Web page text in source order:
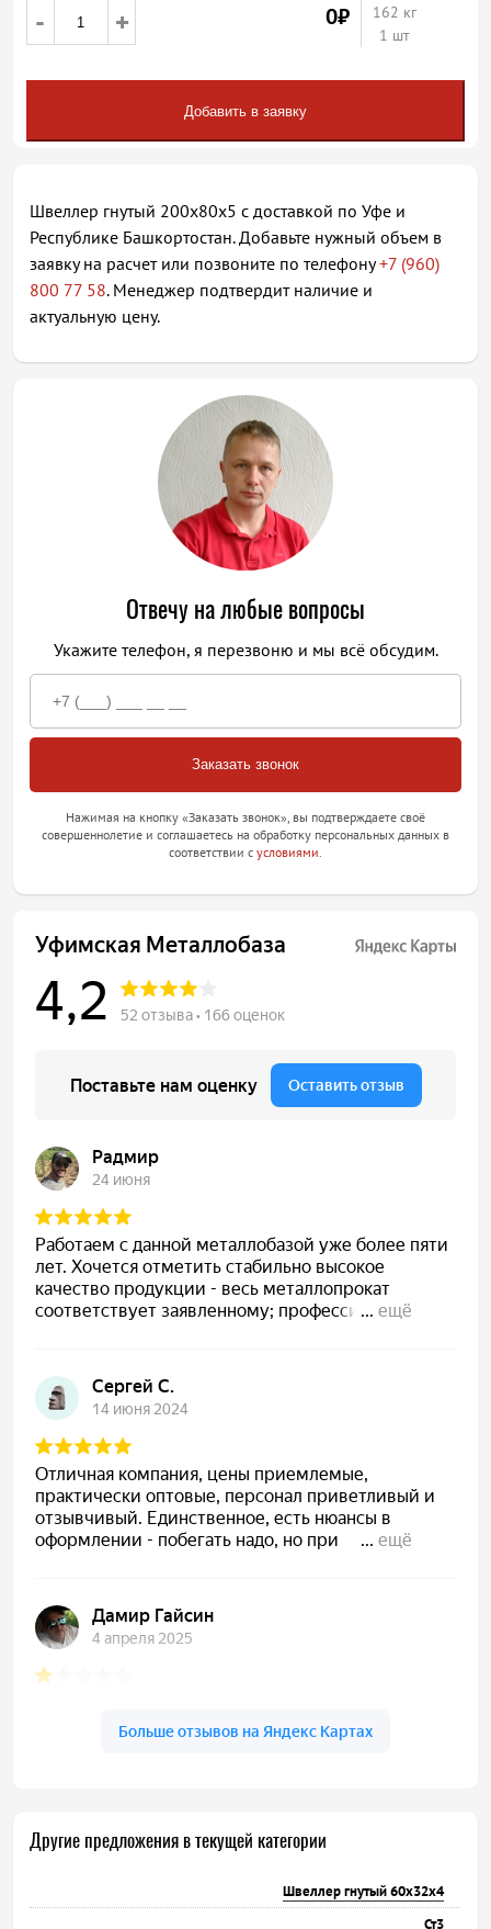
- + 0₽
162 кг
1 шт
Добавить в заявку
Швеллер гнутый 200х80х5 с доставкой по Уфе и
Республике Башкортостан. Добавьте нужный объем в
заявку на расчет или позвоните по телефону+7 (960)
800 77 58. Менеджер подтвердит наличие и
актуальную цену.
Отвечу на любые вопросы
Укажите телефон, я перезвоню и мы всё обсудим.
Нажимая на кнопку «Заказать звонок», вы подтверждаете своё
совершеннолетие и соглашаетесь на обработку персональных данных в
соответствии с условиями.
Другие предложения в текущей категории
Швеллер гнутый 60х32х4
Ст3